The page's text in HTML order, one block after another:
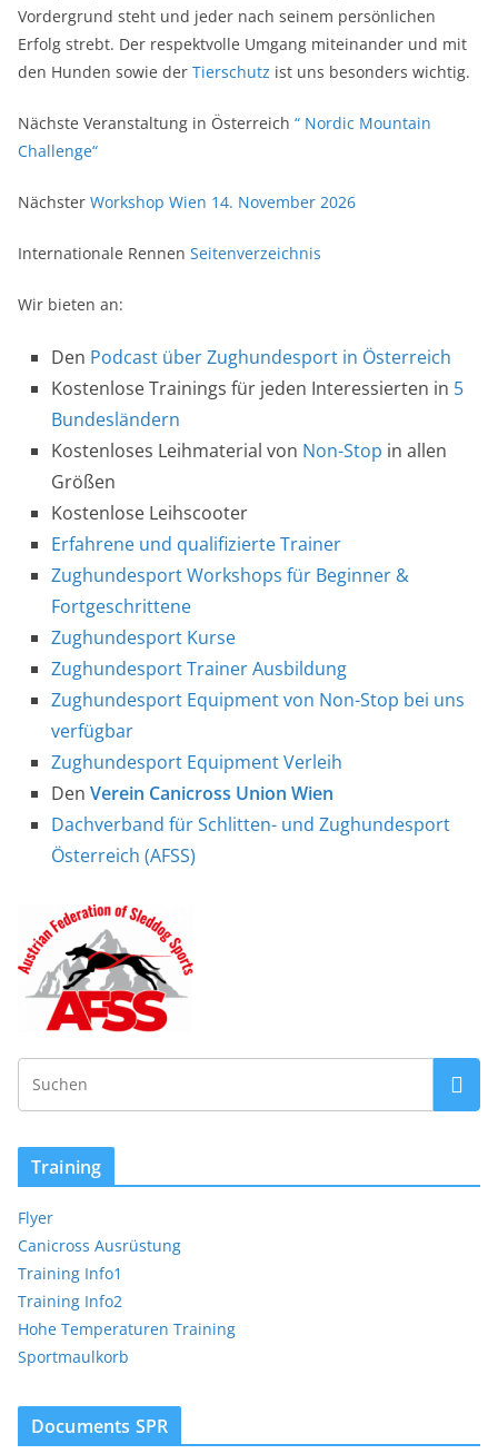
Vordergrund steht und jeder nach seinem persönlichen
Erfolg strebt. Der respektvolle Umgang miteinander und mit
den Hunden sowie der Tierschutz ist uns besonders wichtig.
Nächste Veranstaltung in Österreich “ Nordic Mountain
Challenge“
Nächster Workshop Wien 14. November 2026
Internationale Rennen Seitenverzeichnis
Wir bieten an:
Den Podcast über Zughundesport in Österreich
Kostenlose Trainings für jeden Interessierten in 5
Bundesländern
Kostenloses Leihmaterial von Non-Stop in allen
Größen
Kostenlose Leihscooter
Erfahrene und qualifizierte Trainer
Zughundesport Workshops für Beginner &
Fortgeschrittene
Zughundesport Kurse
Zughundesport Trainer Ausbildung
Zughundesport Equipment von Non-Stop bei uns
verfügbar
Zughundesport Equipment Verleih
Den Verein Canicross Union Wien
Dachverband für Schlitten- und Zughundesport
Österreich (AFSS)
Training
Flyer
Canicross Ausrüstung
Training Info1
Training Info2
Hohe Temperaturen Training
Sportmaulkorb
Documents SPR